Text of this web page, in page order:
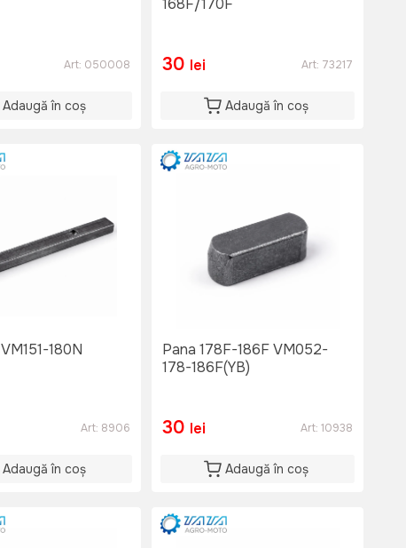
Art: 050008
Adaugă în coș
168F/170F
30 lei Art: 73217
Adaugă în coș
Pana N6 VM151-180N
Art: 8906
Adaugă în coș
Pana 178F-186F VM052-
178-186F(YB)
30 lei Art: 10938
Adaugă în coș